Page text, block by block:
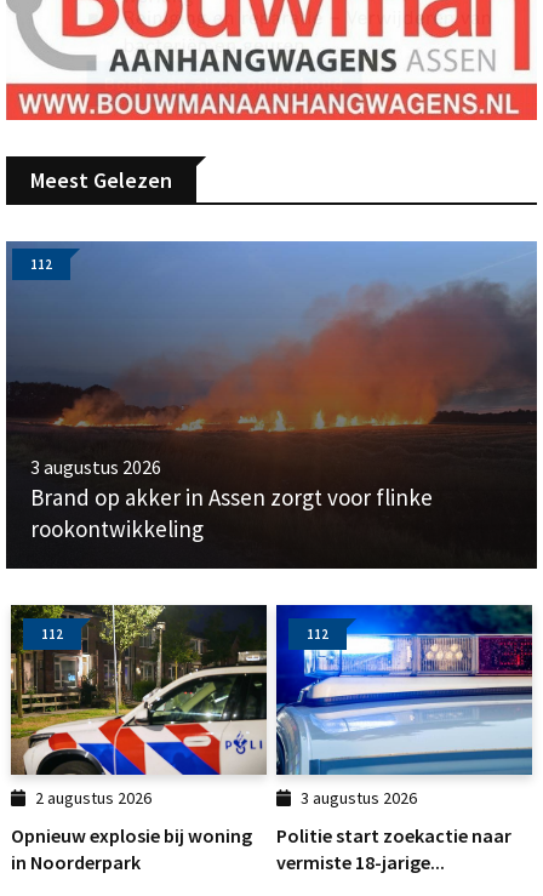
Meest Gelezen
112
3 augustus 2026
Brand op akker in Assen zorgt voor flinke
rookontwikkeling
112
2 augustus 2026
Opnieuw explosie bij woning
in Noorderpark
112
3 augustus 2026
Politie start zoekactie naar
vermiste 18-jarige...